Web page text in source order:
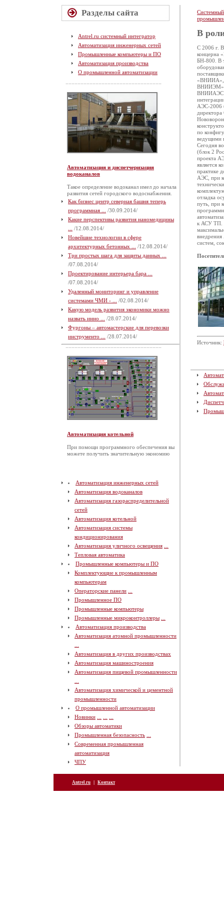
Разделы сайта
Antrel.ru системный интегратор
Автоматизация инженерных сетей
Промышленные компьютеры и ПО
Автоматизация производства
О промышленной автоматизации
Автоматизация и диспетчеризация
водоканалов
Такое определение водоканал имел до начала
развития сетей городского водоснабжения.
Как бизнес центр северная башня теперь
программная ...
/30.09.2014/
Какие перспективы развития наномедицины
/12.08.2014/
Новейшие технологии в сфере
архитектурных бетонных ...
/12.08.2014/
Три простых шага для защиты данных ...
/07.08.2014/
Проектирование интерьера бара ...
/07.08.2014/
Удаленный мониторинг и управление
системами ЧМИ - ...
/02.08.2014/
Какую модель развития экономики можно
назвать инно ...
/28.07.2014/
Фургоны – автомастерские для перевозки
инструменто ...
/28.07.2014/
Автоматизация котельной
При помощи программного обеспечения вы
можете получить значительную экономию
Автоматизация инженерных сетей
Автоматизация водоканалов
Автоматизация газораспределительной
сетей
Автоматизация котельной
Автоматизация системы
кондиционирования
Автоматизация уличного освещения
Тепловая автоматика
Промышленные компьютеры и ПО
Комплектующие к промышленным
компьютерам
Операторские панели
Промышленное ПО
Промышленные компьютеры
Промышленные микроконтроллеры
Автоматизация производства
Автоматизация атомной промышленности
Автоматизация в других производствах
Автоматизация машиностроения
Автоматизация пищевой промышленности
Автоматизация химической и цементной
промышленности
О промышленной автоматизации
Новинки
Обзоры автоматики
Промышленная безопасность
Современная промышленная
автоматизация
ЧПУ
В
С 2006 г.
концерна
БН-800. В
«ВНИИА»,
ВНИИЭМ»,
ВНИИАЭС
АЭС-2006
по
ведущими
Сегодня
(блок 2
проекта
является
практике
АЭС, при
отладка
путь, при
к АСУ ТП.
внедрения
систем,
Источник:
Antrel.ru | Контакт